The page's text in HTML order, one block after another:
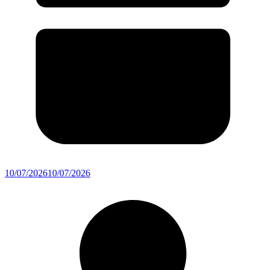
10/07/202610/07/2026